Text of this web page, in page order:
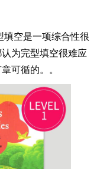
填空是一项综合性很
为完型填空很难应
可循的。。